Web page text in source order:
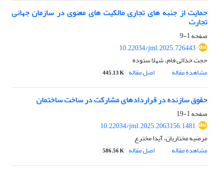
حمایت از جنبه های تجاری مالکیت های معنوی در سازمان جهانی
تجارت
صفحه1-9
10.22034/jml.2025.726443
حجت خدائی فام، شهلا ستوده
مشاهده مقاله
اصل مقاله 445.13 K
حقوق سازنده در قراردادهای مشارکت در ساخت ساختمان
صفحه1-19
10.22034/jml.2025.2063156.1481
مرضیه مختاریان، آیدا مخترع
مشاهده مقاله
اصل مقاله 586.56 K